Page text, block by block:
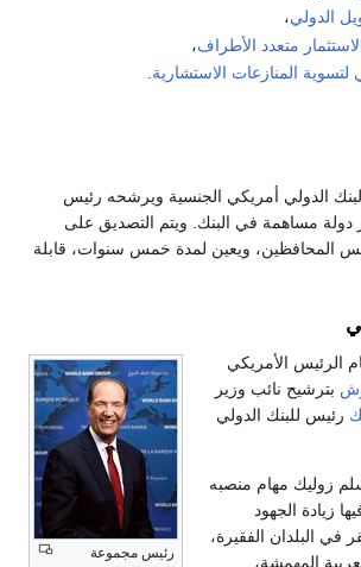
الدولي،
متعدد الأطراف،
لتسوية المنازعات الاستشارية
الدولي أمريكي الجنسية ويرشحه رئيس
دولة مساهمة في البنك. ويتم التصديق على
المحافظين، ويعين لمدة خمس سنوات، قابلة
رئيس مجموعة
2007، قام الرئيس الأمريكي
بترشيح نائب وزير
رئيس للبنك الدولي
2007، تسلم زوليك مهام منصبه
زيادة الجهود
في البلدان الفقيرة،
المهمشة،